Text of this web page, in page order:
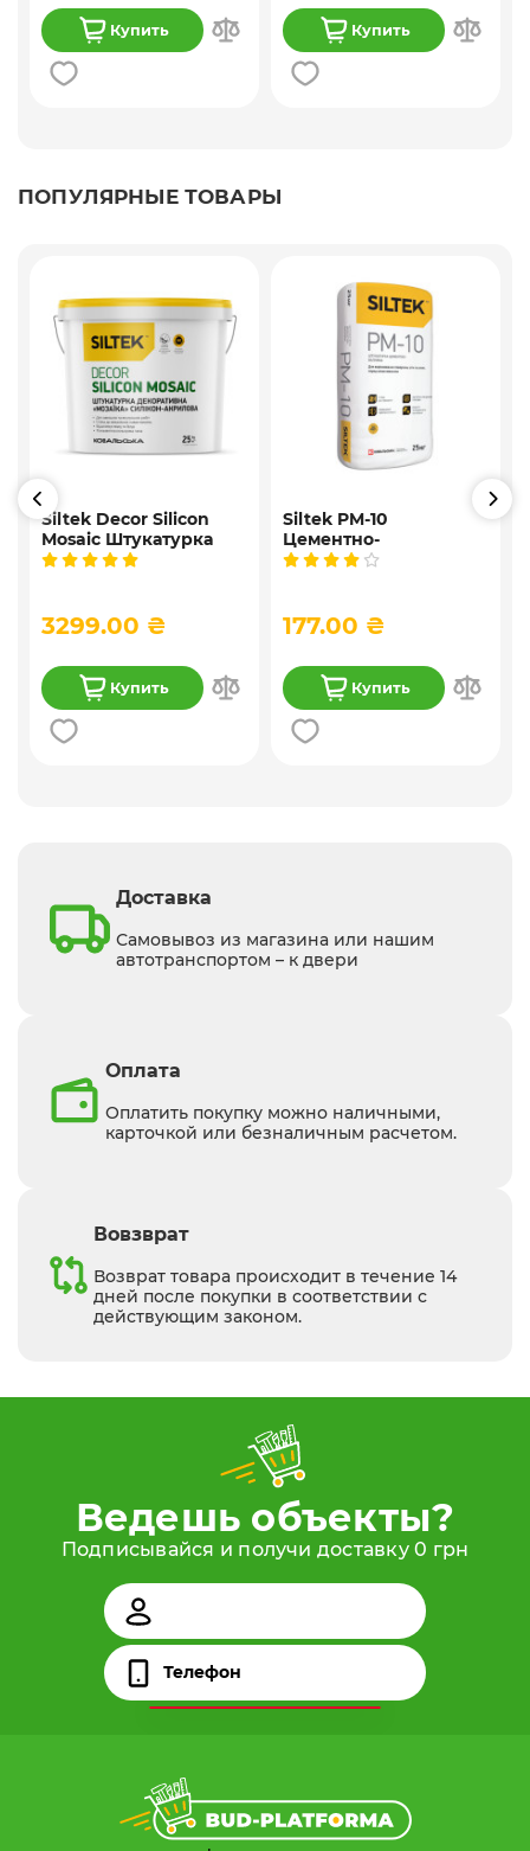
Купить Купить
ПОПУЛЯРНЫЕ ТОВАРЫ
Siltek Decor Silicon
Mosaic Штукатурка
мозаичная
3299.00 ₴
Купить
Siltek PM-10
Цементно-
известковая
177.00 ₴
Купить
Доставка
Самовывоз из магазина или нашим
автотранспортом – к двери
Оплата
Оплатить покупку можно наличными,
карточкой или безналичным расчетом.
Вовзврат
Возврат товара происходит в течение 14
дней после покупки в соответствии с
действующим законом.
Ведешь объекты?
Подписывайся и получи доставку 0 грн